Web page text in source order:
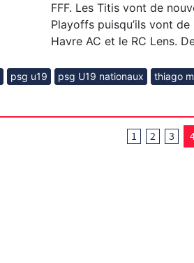
FFF. Les Titis vont de
Playoffs puisqu’ils vont
Havre AC et le RC Lens.
psg u19 psg U19 nationaux thiago
1 2 3